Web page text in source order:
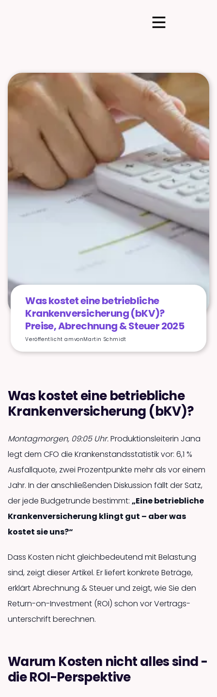
Potentialanalyse
Guide herunterladen
Termin anfragen
Was kostet eine betriebliche
Krankenversicherung (bKV)?
Preise, Abrechnung & Steuer 2025
Veröffentlicht amvonMartin Schmidt
Was kostet eine betriebliche
Krankenversicherung (bKV)?
Montagmorgen, 09:05 Uhr.Produktions­leiterin Jana
legt dem CFO die Krankenstands­statistik vor: 6,1 %
Ausfallquote, zwei Prozentpunkte mehr als vor einem
Jahr. In der anschließenden Diskussion fällt der Satz,
der jede Budgetrunde bestimmt: „Eine betriebliche
Krankenversicherung klingt gut – aber was
kostet sie uns?“
Dass Kosten nicht gleichbedeutend mit Belastung
sind, zeigt dieser Artikel. Er liefert konkrete Beträge,
erklärt Abrechnung & Steuer und zeigt, wie Sie den
Return-on-Investment (ROI) schon vor Vertrags­
unterschrift berechnen.
Warum Kosten nicht alles sind -
die ROI-Perspektive